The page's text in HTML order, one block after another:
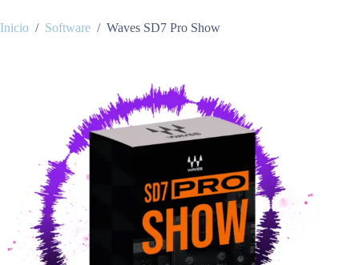
Inicio / Software / Waves SD7 Pro Show